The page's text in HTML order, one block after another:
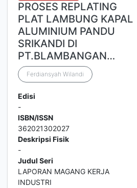
PROSES REPLATING
PLAT LAMBUNG KAPAL
ALUMINIUM PANDU
SRIKANDI DI
PT.BLAMBANGAN…
Ferdiansyah Wilandi
Edisi
-
ISBN/ISSN
362021302027
Deskripsi Fisik
-
Judul Seri
LAPORAN MAGANG KERJA
INDUSTRI